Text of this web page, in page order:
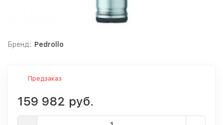
Бренд: Pedrollo
Предзаказ
159 982 руб.